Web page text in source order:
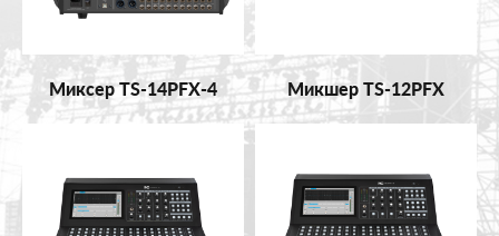
Миксер TS-14PFX-4 Микшер TS-12PFX